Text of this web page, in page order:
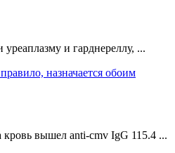
и гарднереллу, ...
назначается обоим
кровь вышел anti-cmv IgG 115.4 ...